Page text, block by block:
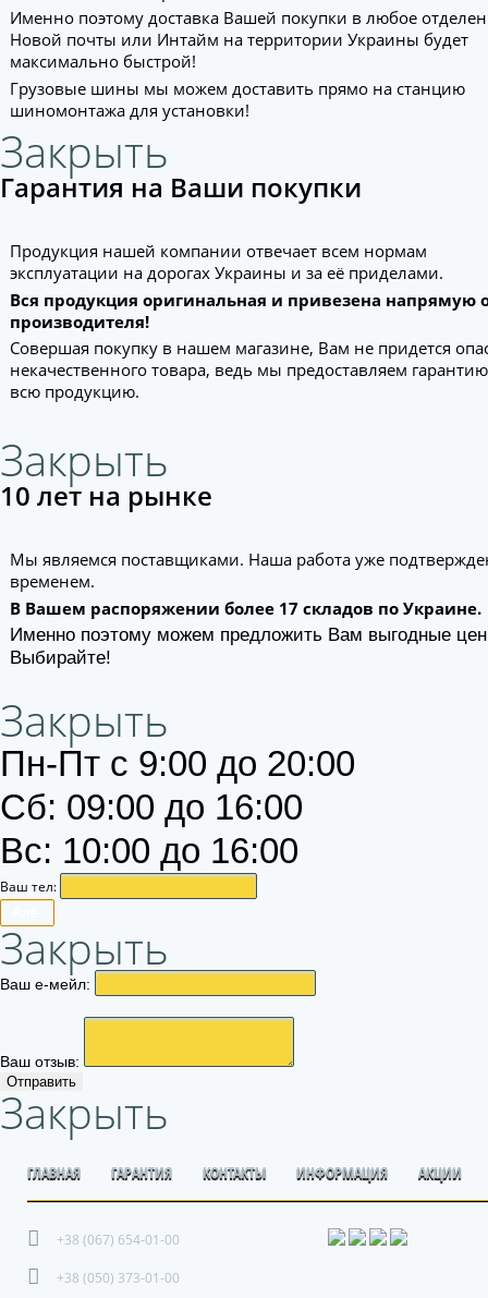
Именно поэтому доставка Вашей покупки в любое
Новой почты или Интайм на территории Украины будет
максимально быстрой!
Грузовые шины мы можем доставить прямо на станцию
шиномонтажа для установки!
Закрыть
Гарантия на Ваши покупки
Продукция нашей компании отвечает всем нормам
эксплуатации на дорогах Украины и за её приделами.
Вся продукция оригинальная и привезена напрямую
производителя!
Совершая покупку в нашем магазине, Вам не придется
некачественного товара, ведь мы предоставляем
всю продукцию.
Закрыть
10 лет на рынке
Мы являемся поставщиками. Наша работа уже
временем.
В Вашем распоряжении более 17 складов по Украине.
Именно поэтому можем предложить Вам выгодные
Выбирайте!
Закрыть
Пн-Пт с 9:00 до 20:00
Сб: 09:00 до 16:00
Вс: 10:00 до 16:00
Ваш тел:
Закрыть
Ваш е-мейл:
Ваш отзыв:
Отправить
Закрыть
ГЛАВНАЯ ГАРАНТИЯ КОНТАКТЫ ИНФОРМАЦИЯ АКЦИИ
+38 (067) 654-01-00
+38 (050) 373-01-00